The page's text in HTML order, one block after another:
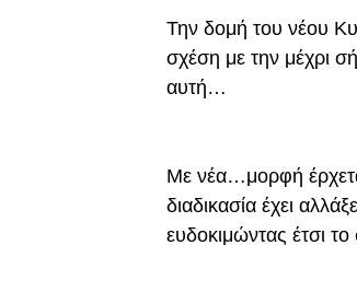
Την δομή του νέου
σχέση με την μέχρι
αυτή…
Με νέα…μορφή
διαδικασία έχει
ευδοκιμώντας έτσι